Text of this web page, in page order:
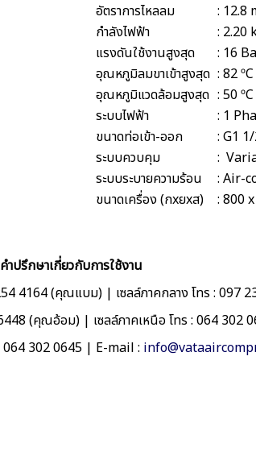
อัตราการไหลลม
: 12.8
กำลังไฟฟ้า
: 2.20
แรงดันใช้งานสูงสุด
: 16
อุณหภูมิลมขาเข้าสูงสุด : 82 ºC
อุณหภูมิแวดล้อมสูงสุด : 50 ºC
ระบบไฟฟ้า
: 1
ขนาดท่อเข้า-ออก
: G1
ระบบควบคุม
:
ระบบระบายความร้อน
: Air-
ขนาดเครื่อง (กxยxส)
: 800
ปรึกษาเกี่ยวกับการใช้งาน
4164 (คุณแบม) | เซลล์ภาคกลาง โทร :
6448 (คุณอ้อม) | เซลล์ภาคเหนือ โทร : 064
064 302 0645 | E-mail :